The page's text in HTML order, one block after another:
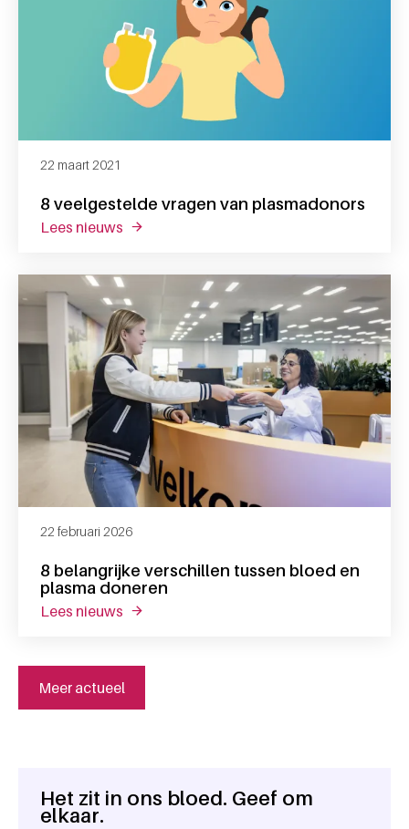
8 veelgestelde vragen van plasmadonors
22 maart 2021
lees nieuws over 8 veelgestelde vragen van
8 belangrijke verschillen tussen bloed en
plasma doneren
22 februari 2026
lees nieuws over 8 belangrijke verschillen tussen
Meer actueel
Algemene informatie
Het zit in ons bloed. Geef om
elkaar.